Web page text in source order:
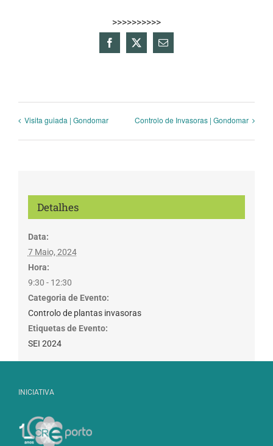
>>>>>>>>>>
Facebook
X
Email
(necessário
Visita guiada | Gondomar Controlo de Invasoras | Gondomar
Detalhes
Data:
7 Maio, 2024
Hora:
9:30 - 12:30
Categoria de Evento:
Controlo de plantas invasoras
Etiquetas de Evento:
SEI 2024
INICIATIVA